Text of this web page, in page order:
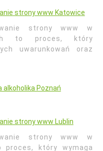
strony www Katowice
strony www w
to proces, który
uwarunkowań oraz
alkoholika Poznań
strony www Lublin
strony www w
proces, który wymaga